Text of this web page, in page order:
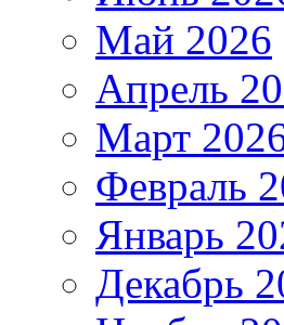
Май 2026
Апрель
Март
Февраль
Январь
Декабрь